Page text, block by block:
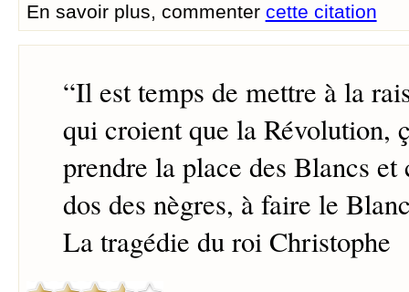
En savoir plus, commenter cette citation
“Il est temps de mettre à la
qui croient que la Révolution,
prendre la place des Blancs
dos des nègres, à faire le
La tragédie du roi Christophe